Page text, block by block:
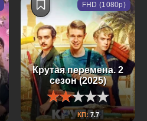
Крутая перемена. 2
сезон (2025)
КП:7.7
FHD (1080p)